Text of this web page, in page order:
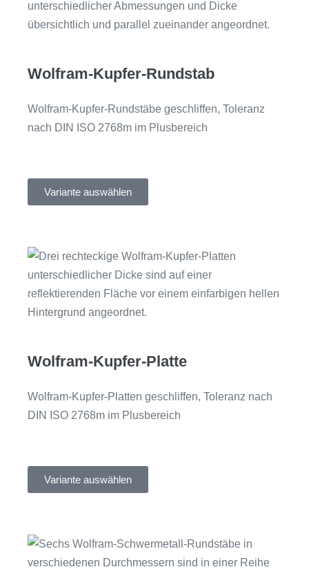
Wolfram-Kupfer-Rundstab
Wolfram-Kupfer-Rundstäbe geschliffen, Toleranz
nach DIN ISO 2768m im Plusbereich
Variante auswählen
Wolfram-Kupfer-Platte
Wolfram-Kupfer-Platten geschliffen, Toleranz nach
DIN ISO 2768m im Plusbereich
Variante auswählen